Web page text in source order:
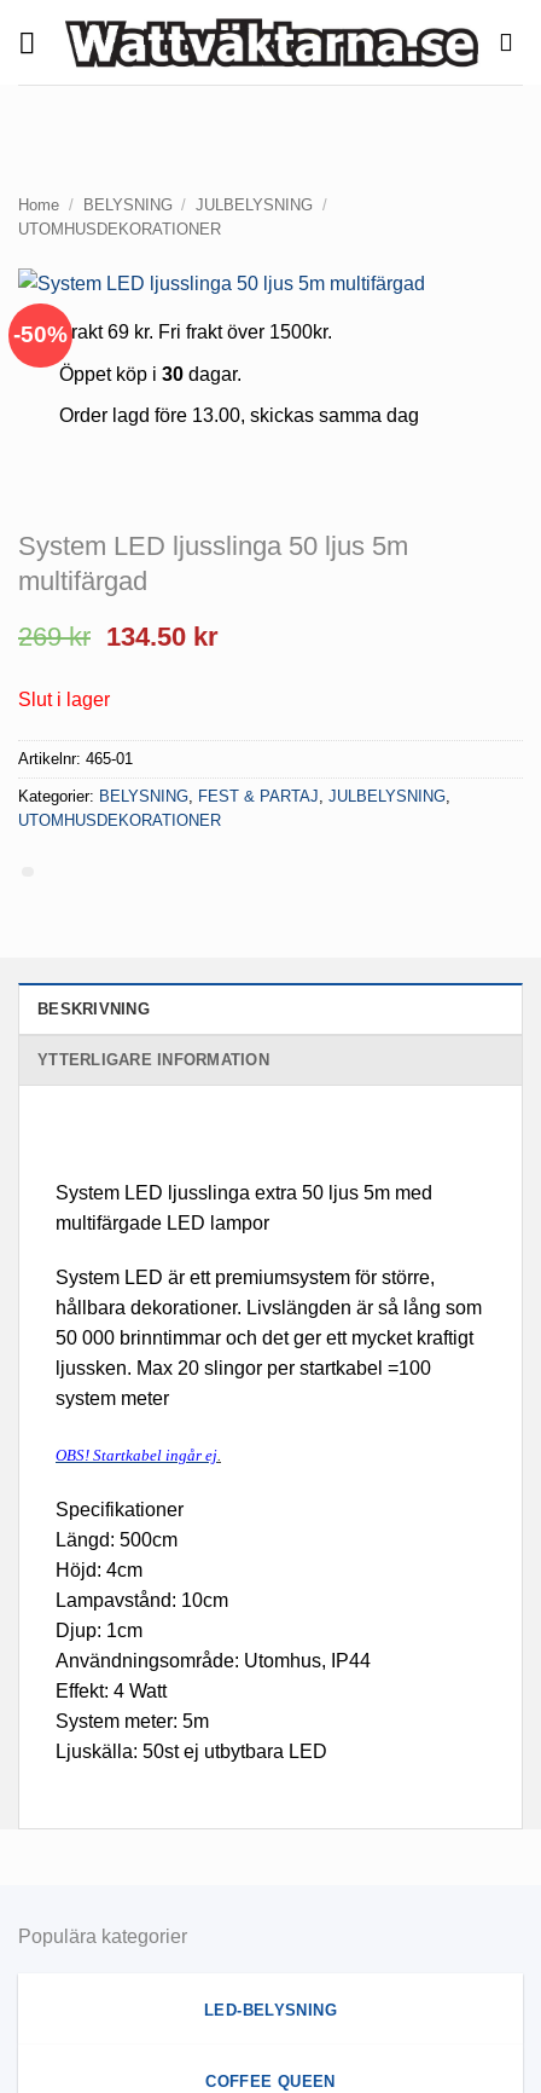
Home / BELYSNING / JULBELYSNING
/
UTOMHUSDEKORATIONER
-50%Frakt 69 kr. Fri frakt över 1500kr.
Öppet köp i 30dagar.
Order lagd före 13.00, skickas samma dag
System LED ljusslinga 50 ljus 5m
multifärgad
269kr Det
priset
var:
269 kr.
134.50 krDet
134.50 kr.
Slut i lager
Artikelnr: 465-01
Kategorier: BELYSNING, FEST & PARTAJ, JULBELYSNING,
UTOMHUSDEKORATIONER
BESKRIVNING
YTTERLIGARE INFORMATION
System LED ljusslinga extra 50 ljus 5m med
multifärgade LED lampor
System LED är ett premiumsystem för större,
hållbara dekorationer. Livslängden är så lång som
50 000 brinntimmar och det ger ett mycket kraftigt
ljussken. Max 20 slingor per startkabel =100
system meter
OBS! Startkabel ingår ej.
Specifikationer
Längd: 500cm
Höjd: 4cm
Lampavstånd: 10cm
Djup: 1cm
Användningsområde: Utomhus, IP44
Effekt: 4 Watt
System meter: 5m
Ljuskälla: 50st ej utbytbara LED
Populära kategorier
LED-BELYSNING
COFFEE QUEEN